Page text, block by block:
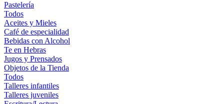
Pastelería
Todos
Aceites y Mieles
Café de especialidad
Bebidas con Alcohol
Te en Hebras
Jugos y Prensados
Objetos de la Tienda
Todos
Talleres infantiles
Talleres juveniles